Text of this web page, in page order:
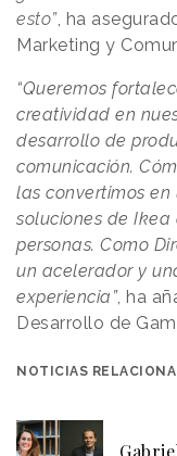
esto”, ha
Marketing y
“Queremos
creatividad en
desarrollo de
comunicación.
las convertimos
soluciones de
personas. Como
un acelerador y
experiencia”, ha
Desarrollo de
NOTICIAS